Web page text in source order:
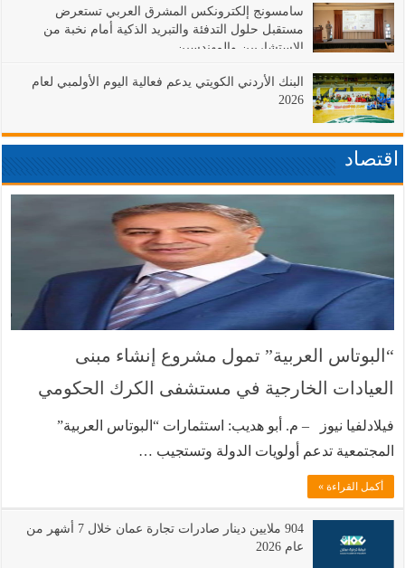
سامسونج إلكترونكس المشرق العربي تستعرض
مستقبل حلول التدفئة والتبريد الذكية أمام نخبة من
الاستشاريين والمهندسين
البنك الأردني الكويتي يدعم فعالية اليوم الأولمبي لعام
2026
اقتصاد
“البوتاس العربية” تمول مشروع إنشاء مبنى
العيادات الخارجية في مستشفى الكرك الحكومي
بكلفة تصل إلى (4) ملايين دينار
فيلادلفيا نيوز – م. أبو هديب: استثمارات “البوتاس العربية”
المجتمعية تدعم أولويات الدولة وتستجيب …
أكمل القراءة »
904 ملايين دينار صادرات تجارة عمان خلال 7 أشهر من
عام 2026